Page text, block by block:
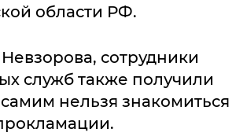
области РФ.
сотрудники
служб также получили
нельзя знакомиться